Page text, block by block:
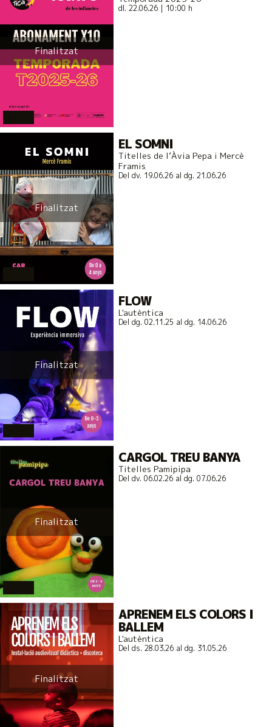
Finalitzat
dl. 22.06.26| 10:00 h
Finalitzat
EL SOMNI
Titelles de l’Àvia Pepa i Mercè
Framis
Del dv. 19.06.26al dg. 21.06.26
Finalitzat
FLOW
L'autèntica
Del dg. 02.11.25 al dg. 14.06.26
Finalitzat
CARGOL TREU BANYA
Titelles Pamipipa
Del dv. 06.02.26al dg. 07.06.26
Finalitzat
APRENEM ELS COLORS I
BALLEM
L'autèntica
Del ds. 28.03.26al dg. 31.05.26